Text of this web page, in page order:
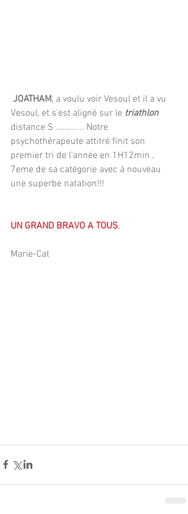
JOATHAM, a voulu voir Vesoul et il a vu
Vesoul, et s'est aligné sur le triathlon
distance S ............ Notre
psychothérapeute attitré finit son
premier tri de l'année en 1H12min ,
7eme de sa catégorie avec à nouveau
une superbe natation!!!
UN GRAND BRAVO A TOUS,
Marie-Cat